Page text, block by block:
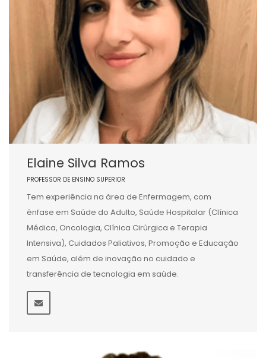
Elaine Silva Ramos
PROFESSOR DE ENSINO SUPERIOR
Tem experiência na área de Enfermagem, com
ênfase em Saúde do Adulto, Saúde Hospitalar (Clínica
Médica, Oncologia, Clínica Cirúrgica e Terapia
Intensiva), Cuidados Paliativos, Promoção e Educação
em Saúde, além de inovação no cuidado e
transferência de tecnologia em saúde.